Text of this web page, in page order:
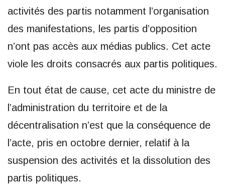
activités des partis notamment l’organisation
des manifestations, les partis d’opposition
n’ont pas accès aux médias publics. Cet acte
viole les droits consacrés aux partis politiques.
En tout état de cause, cet acte du ministre de
l’administration du territoire et de la
décentralisation n’est que la conséquence de
l’acte, pris en octobre dernier, relatif à la
suspension des activités et la dissolution des
partis politiques.